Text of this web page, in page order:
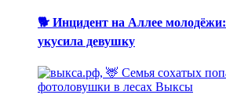
🐕 Инцидент на Аллее молодёжи:
укусила девушку